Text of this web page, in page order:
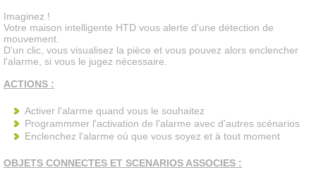
Imaginez !
Votre maison intelligente HTD vous alerte d'une détection de
mouvement.
D'un clic, vous visualisez la pièce et vous pouvez alors enclencher
l'alarme, si vous le jugez nécessaire.
ACTIONS :
Activer l'alarme quand vous le souhaitez
Programmmer l'activation de l'alarme avec d'autres scénarios
Enclenchez l'alarme où que vous soyez et à tout moment
OBJETS CONNECTES ET SCENARIOS ASSOCIES :